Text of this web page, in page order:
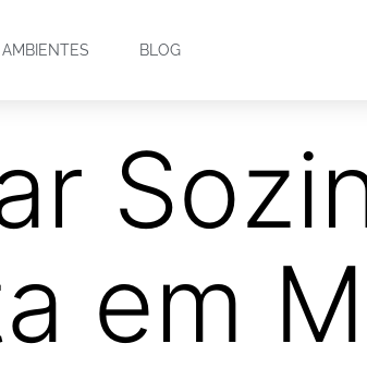
AMBIENTES BLOG
em